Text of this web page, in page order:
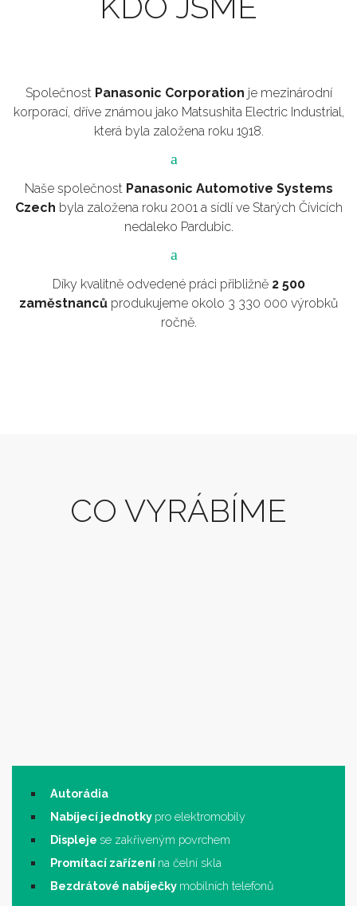
Společnost Panasonic Corporation je mezinárodní
korporací, dříve známou jako Matsushita Electric Industrial,
která byla založena roku 1918.
Naše společnost Panasonic Automotive Systems
Czech byla založena roku 2001 a sídlí ve Starých Čívicích
nedaleko Pardubic.
Díky kvalitně odvedené práci přibližně 2 500
zaměstnanců produkujeme okolo 3 330 000 výrobků
ročně.
CO VYRÁBÍME
Autorádia
Nabíjecí jednotky pro elektromobily
Displeje se zakřiveným povrchem
Promítací zařízení na čelní skla
Bezdrátové nabíječky mobilních telefonů